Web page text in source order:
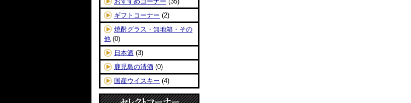
ギフトコーナー (2)
焼酎グラス・無地箱・その
他 (0)
日本酒 (3)
鹿児島の清酒 (0)
国産ウイスキー (4)